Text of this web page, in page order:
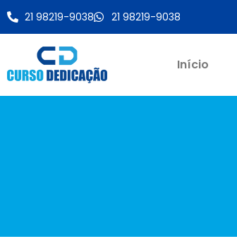
21 98219-9038 21 98219-9038
Início